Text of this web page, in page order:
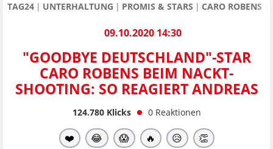
TAG24 UNTERHALTUNG PROMIS & STARS CARO ROBENS
09.10.2020 14:30
"GOODBYE DEUTSCHLAND"-STAR
CARO ROBENS BEIM NACKT-
SHOOTING: SO REAGIERT ANDREAS
124.780Klicks 0 Reaktionen
❤️ 😂 😱 🔥 😥 👏